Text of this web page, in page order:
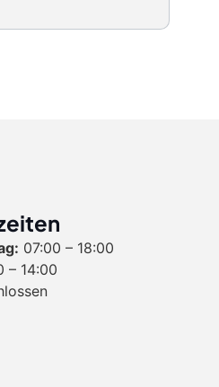
07:00 – 18:00
– 14:00